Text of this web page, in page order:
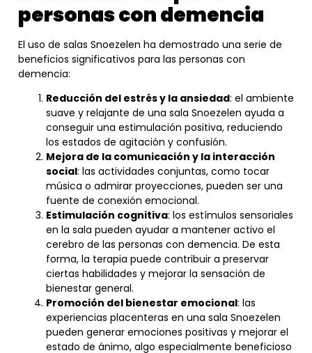
personas con demencia
El uso de salas Snoezelen ha demostrado una serie de
beneficios significativos para las personas con
demencia:
Reducción del estrés y la ansiedad: el ambiente
suave y relajante de una sala Snoezelen ayuda a
conseguir una estimulación positiva, reduciendo
los estados de agitación y confusión.
Mejora de la comunicación y la interacción
social: las actividades conjuntas, como tocar
música o admirar proyecciones, pueden ser una
fuente de conexión emocional.
Estimulación cognitiva: los estímulos sensoriales
en la sala pueden ayudar a mantener activo el
cerebro de las personas con demencia. De esta
forma, la terapia puede contribuir a preservar
ciertas habilidades y mejorar la sensación de
bienestar general.
Promoción del bienestar emocional: las
experiencias placenteras en una sala Snoezelen
pueden generar emociones positivas y mejorar el
estado de ánimo, algo especialmente beneficioso